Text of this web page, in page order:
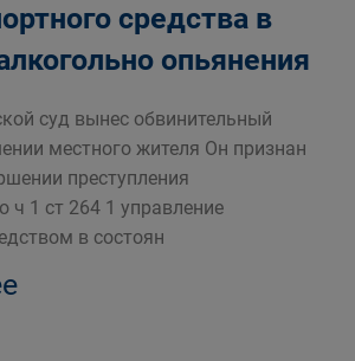
средства в
опьянения
суд вынес обвинительный
местного жителя Он признан
преступления
ч 1 ст 264 1 управление
в состоян